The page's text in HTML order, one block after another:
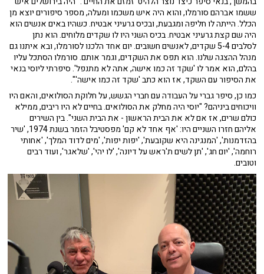
ששמו אברהם סורמלו, והוא היה איש משכמו ומעלה, מספר סיפורים יוצא מן
הכלל. הייתה לו חליפה ומגבעת, ובכיס גרעיני אבטיח. כשהיו באים אנשים הוא
היה שם קצת גרעיני אבטיח. בכיס השני היו לו שקדים מלוחים. הוא נתן
לסלבים 5-4 שקדים, לאנשים חשובים. יום אחד הלכנו לסורמלו, ובא איתנו גם
מנהל ההצגה שלנו. הוא תפס את השקדים, וגמר אותם. סורמלו הסתכל עליו
בהלם, הוא אמר לו 'שקד זה כמו אישה, אתה לא מתנפל'. סיפרתי ליוסי בנאי
את הסיפור עם השקד, אז הוא כתב 'שקד זה כמו אישה'".
כמו כן, סיפר גברי על העבודה עם חברי הגשש, על חלוקת הסולואים, והאם היו
וויכוחים ביניהם? "יוסי היה מחלק את הסולואים. בחיים לא היו ריבים, ממילא
כולם שרים, אז אם לא את הבית הראשון - את הבית השני". בין השירים
אליהם חזרו השניים היו: 'אף אחד לא קם' מפסטיבל הזמר בשנת 1974, 'שיר
בהזדמנות', 'המנגינה היא שקובעת', 'יפות יפות', 'מים לדוד המלך', 'אחותי
רוחמה', 'יום חג', 'תן לשים ת'ראש על דיונה', 'לו יהי', 'שלאגר', ועוד רבים
וטובים.